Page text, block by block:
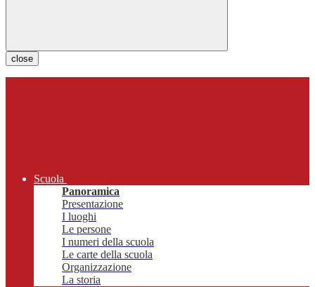
close
Scuola
Panoramica
Presentazione
I luoghi
Le persone
I numeri della scuola
Le carte della scuola
Organizzazione
La storia